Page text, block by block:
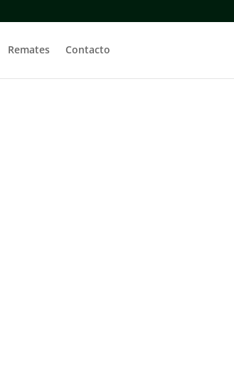
Remates Contacto